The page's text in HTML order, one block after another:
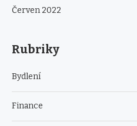
Červen 2022
Rubriky
Bydlení
Finance